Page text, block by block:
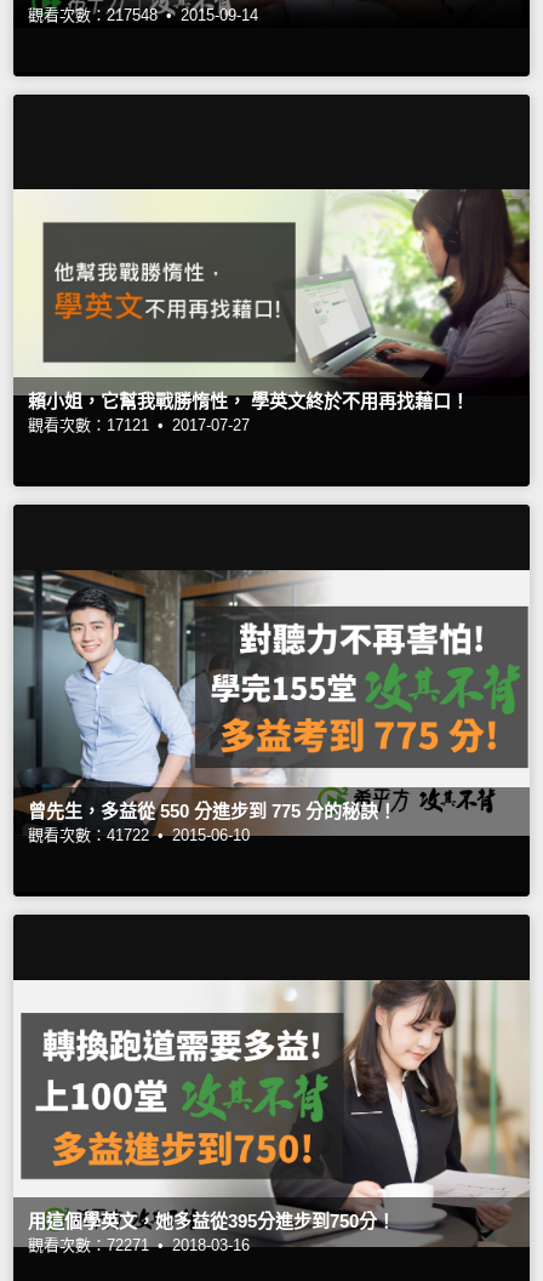
觀看次數：217548 • 2015-09-14
賴小姐，它幫我戰勝惰性， 學英文終於不用再找藉口！
觀看次數：17121 • 2017-07-27
曾先生，多益從 550 分進步到 775 分的秘訣！
觀看次數：41722 • 2015-06-10
用這個學英文，她多益從395分進步到750分！
觀看次數：72271 • 2018-03-16